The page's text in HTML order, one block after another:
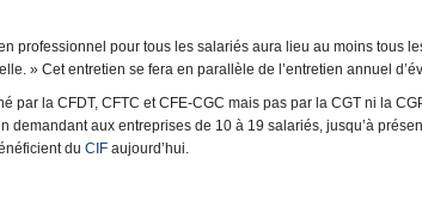
professionnel pour tous les salariés aura lieu au moins tous
» Cet entretien se fera en parallèle de l’entretien annuel
par la CFDT, CFTC et CFE-CGC mais pas par la CGT ni la
demandant aux entreprises de 10 à 19 salariés, jusqu’à
du CIF aujourd’hui.